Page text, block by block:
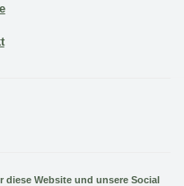
Website und unsere Social